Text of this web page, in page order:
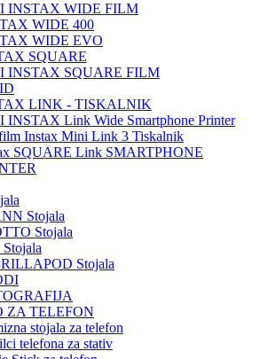
INSTAX WIDE FILM
WIDE 400
WIDE EVO
SQUARE
INSTAX SQUARE FILM
LINK - TISKALNIK
INSTAX Link Wide Smartphone Printer
Instax Mini Link 3 Tiskalnik
SQUARE Link SMARTPHONE
Stojala
Stojala
Stojala
ZA TELEFON
stojala za telefon
telefona za stativ